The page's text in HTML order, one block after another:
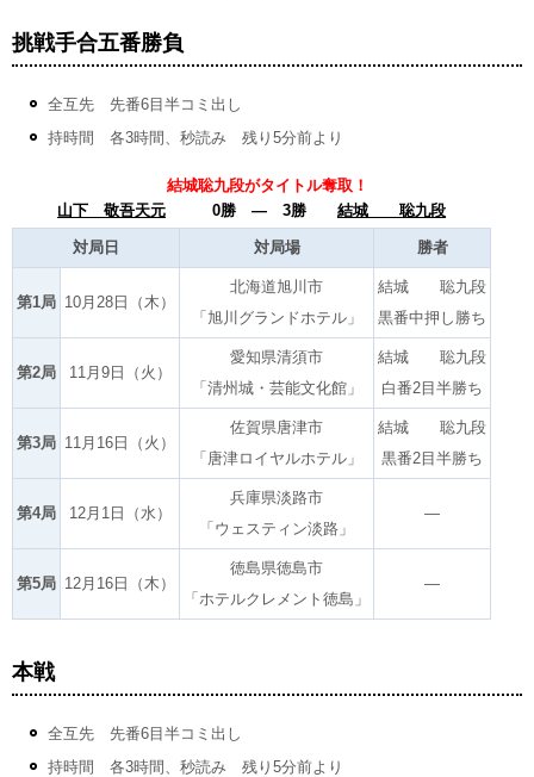
挑戦手合五番勝負
全互先 先番6目半コミ出し
持時間 各3時間、秒読み 残り5分前より
結城聡九段がタイトル奪取！
山下 敬吾天元 0勝 ― 3勝 結城 聡九段
対局日 対局場 勝者
第1局 10月28日（木）
北海道旭川市
「旭川グランドホテル」
結城 聡九段
黒番中押し勝ち
第2局 11月9日（火）
愛知県清須市
「清州城・芸能文化館」
結城 聡九段
白番2目半勝ち
第3局 11月16日（火）
佐賀県唐津市
「唐津ロイヤルホテル」
結城 聡九段
黒番2目半勝ち
第4局 12月1日（水）
兵庫県淡路市
「ウェスティン淡路」
―
第5局 12月16日（木）
徳島県徳島市
「ホテルクレメント徳島」
―
本戦
全互先 先番6目半コミ出し
持時間 各3時間、秒読み 残り5分前より